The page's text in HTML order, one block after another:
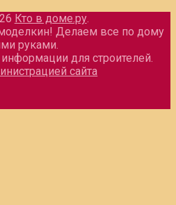
Кто в доме.ру.
Делаем все по дому
руками.
для строителей.
сайта